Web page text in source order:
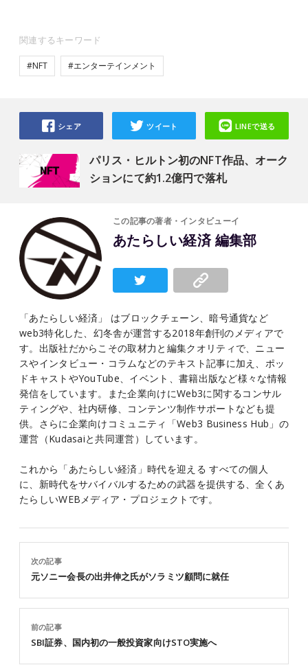
関連するキーワード
#NFT #エンターテインメント
パリス・ヒルトン初のNFT作品、オーク
ションにて約1.2億円で落札
シェア ツイート LINEで送る
この記事の著者・インタビューイ
あたらしい経済 編集部
「あたらしい経済」 はブロックチェーン、暗号通貨など
web3特化した、幻冬舎が運営する2018年創刊のメディアで
す。出版社だからこその取材力と編集クオリティで、ニュー
スやインタビュー・コラムなどのテキスト記事に加え、ポッ
ドキャストやYouTube、イベント、書籍出版など様々な情報
発信をしています。また企業向けにWeb3に関するコンサル
ティングや、社内研修、コンテンツ制作サポートなども提
供。さらに企業向けコミュニティ「Web3 Business Hub」の
運営（Kudasaiと共同運営）しています。
これから「あたらしい経済」時代を迎える すべての個人
に、新時代をサバイバルするための武器を提供する、全くあ
たらしいWEBメディア・プロジェクトです。
前の記事
SBI証券、国内初の一般投資家向けSTO実施へ
次の記事
元ソニー会長の出井伸之氏がソラミツ顧問に就任